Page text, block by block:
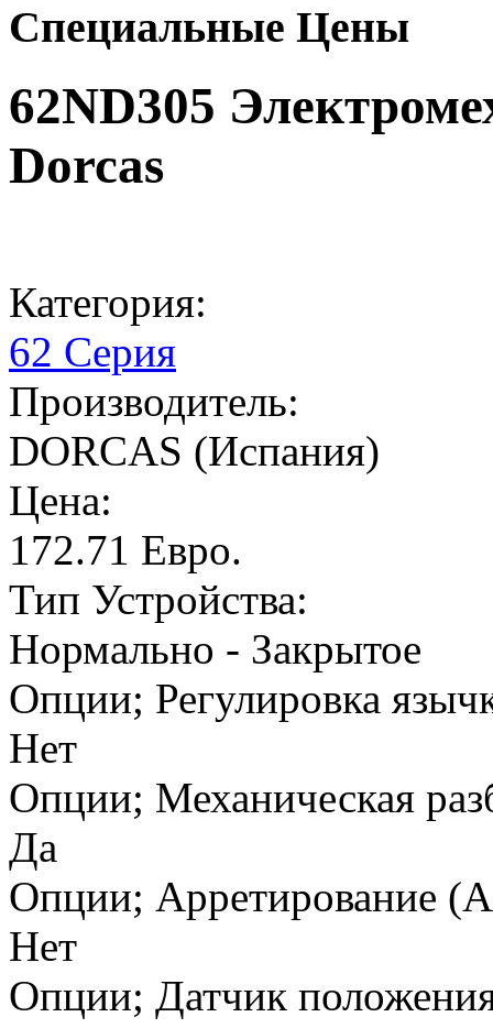
Специальные Цены
62ND305
Dorcas
Категория:
62 Серия
Производитель:
DORCAS (Испания)
Цена:
172.71 Евро.
Тип Устройства:
Нормально - Закрытое
Опции; Регулировка
Нет
Опции; Механическая
Да
Опции; Арретирование
Нет
Опции; Датчик